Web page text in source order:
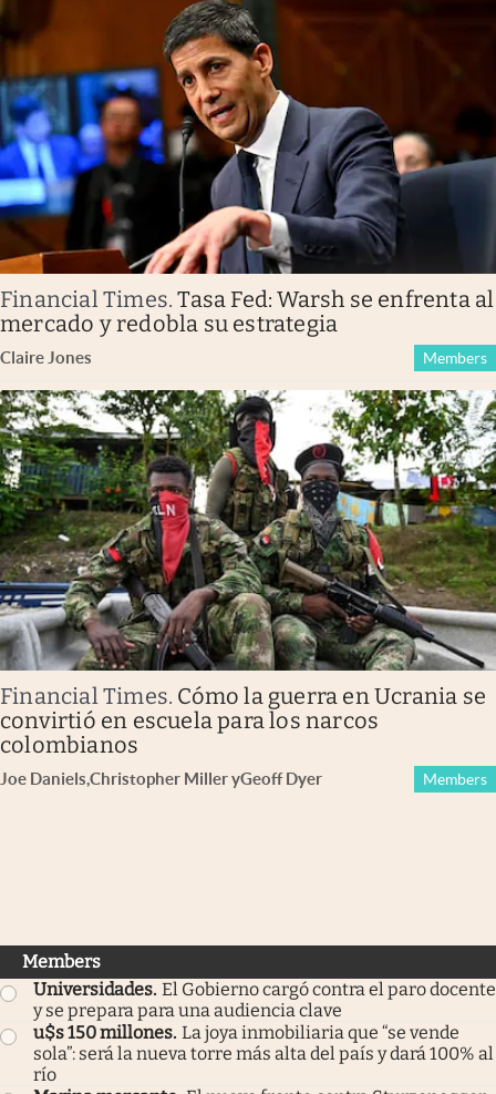
Financial Times.Tasa Fed: Warsh se enfrenta al
mercado y redobla su estrategia
Claire Jones Members
Financial Times. Cómo la guerra en Ucrania se
convirtió en escuela para los narcos
colombianos
Joe Daniels,Christopher MilleryGeoff Dyer Members
Members
Universidades. El Gobierno cargó contra el paro docente
y se prepara para una audiencia clave
u$s 150 millones. La joya inmobiliaria que “se vende
sola”: será la nueva torre más alta del país y dará 100% al
río